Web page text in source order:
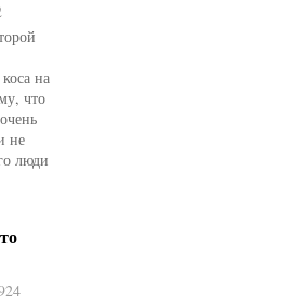
на
что
не
люди